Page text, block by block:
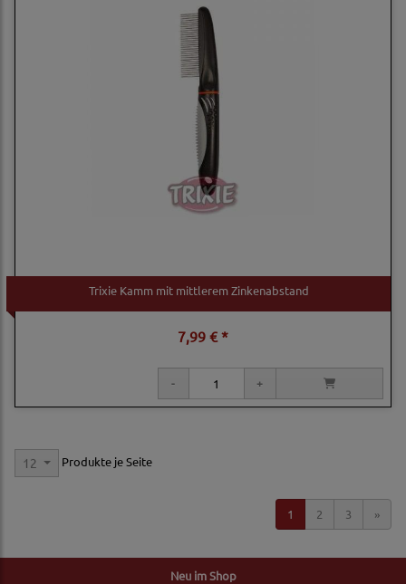
Neu im Shop
Trixie Kamm mit mittlerem Zinkenabstand
7,99 € *
12 Produkte je Seite
1 2 3 »